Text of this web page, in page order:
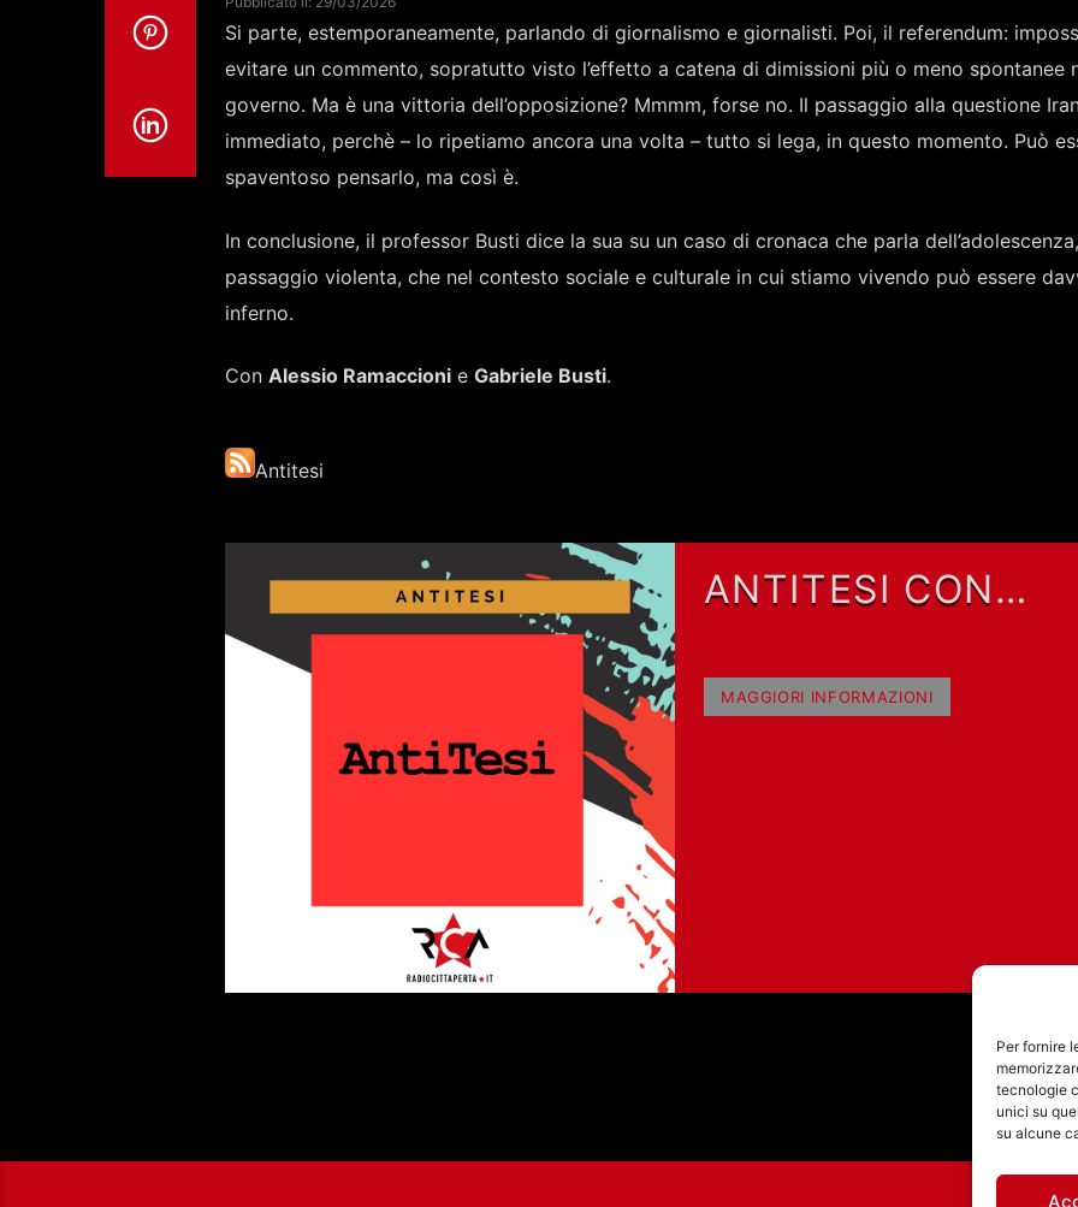
Per fornire
tecnologie
unici su
su alcune
Si parte, estemporaneamente, parlando di giornalismo e giornalisti. Poi, il referendum:
evitare un commento, sopratutto visto l’effetto a catena di dimissioni più o meno spontanee
governo. Ma è una vittoria dell’opposizione? Mmmm, forse no. Il passaggio alla questione
immediato, perchè – lo ripetiamo ancora una volta – tutto si lega, in questo momento. Può
spaventoso pensarlo, ma così è.
In conclusione, il professor Busti dice la sua su un caso di cronaca che parla
passaggio violenta, che nel contesto sociale e culturale in cui stiamo vivendo può essere
inferno.
Con Alessio Ramaccionie Gabriele Busti.
Antitesi
ANTITESI CON
E GABRIELE BUSTI
MAGGIORI INFORMAZIONI